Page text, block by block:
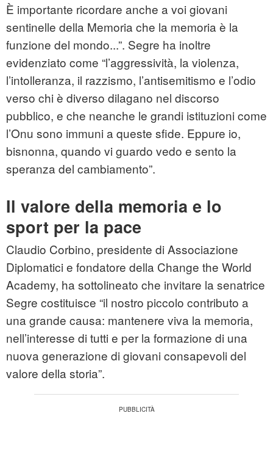
È importante ricordare anche a voi giovani
sentinelle della Memoria che la memoria è la
funzione del mondo...”. Segre ha inoltre
evidenziato come “l’aggressività, la violenza,
l’intolleranza, il razzismo, l’antisemitismo e l’odio
verso chi è diverso dilagano nel discorso
pubblico, e che neanche le grandi istituzioni come
l’Onu sono immuni a queste sfide. Eppure io,
bisnonna, quando vi guardo vedo e sento la
speranza del cambiamento”.
Il valore della memoria e lo
sport per la pace
Claudio Corbino, presidente di Associazione
Diplomatici e fondatore della Change the World
Academy, ha sottolineato che invitare la senatrice
Segre costituisce “il nostro piccolo contributo a
una grande causa: mantenere viva la memoria,
nell’interesse di tutti e per la formazione di una
nuova generazione di giovani consapevoli del
valore della storia”.